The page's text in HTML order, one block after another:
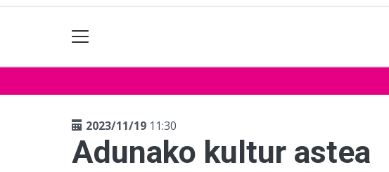
2023/11/19 11:30
Adunako kultur astea